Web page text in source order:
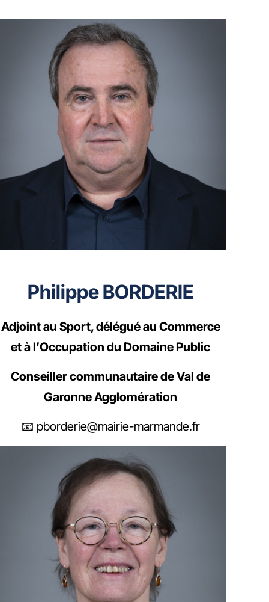
Philippe BORDERIE
Adjoint au Sport, délégué au Commerce
et à l’Occupation du Domaine Public
Conseiller communautaire de Val de
Garonne Agglomération
📧 pborderie@mairie-marmande.fr